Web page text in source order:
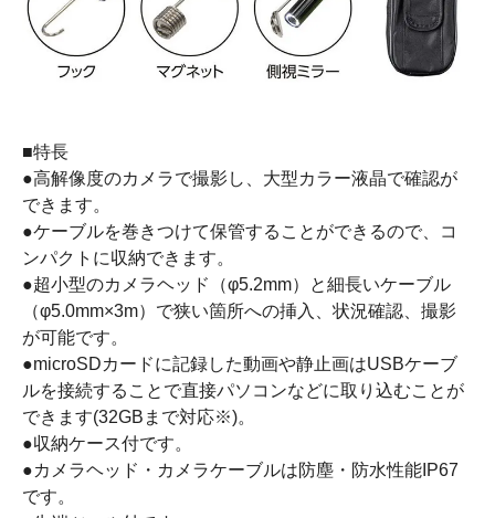
■特長
●高解像度のカメラで撮影し、大型カラー液晶で確認が
できます。
●ケーブルを巻きつけて保管することができるので、コ
ンパクトに収納できます。
●超小型のカメラヘッド（φ5.2mm）と細長いケーブル
（φ5.0mm×3m）で狭い箇所への挿入、状況確認、撮影
が可能です。
●microSDカードに記録した動画や静止画はUSBケーブ
ルを接続することで直接パソコンなどに取り込むことが
できます(32GBまで対応※)。
●収納ケース付です。
●カメラヘッド・カメラケーブルは防塵・防水性能IP67
です。